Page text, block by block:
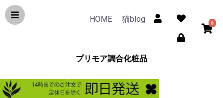
HOME 猫blog 0
プリモア調合化粧品